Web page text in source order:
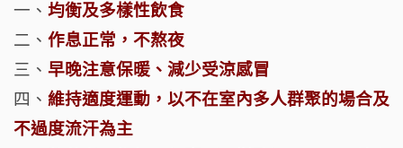
一、 均衡及多樣性飲食
二、 作息正常，不熬夜
三、 早晚注意保暖、減少受涼感冒
四、 維持適度運動，以不在室內多人群聚的場合及
不過度流汗為主